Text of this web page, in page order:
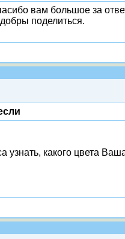
вам большое за
поделиться.
узнать, какого цвета